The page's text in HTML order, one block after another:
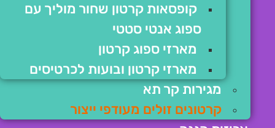
קופסאות קרטון שחור מוליך עם
ספוג אנטי סטטי
מארזי ספוג קרטון
מארזי קרטון ובועות לכרטיסים
מגירות קר תא
קרטונים זולים מעודפי ייצור